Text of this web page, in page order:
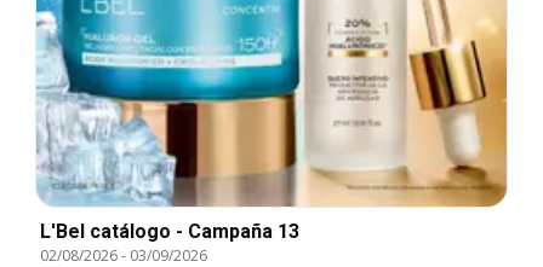
L'Bel catálogo - Campaña 13
02/08/2026- 03/09/2026